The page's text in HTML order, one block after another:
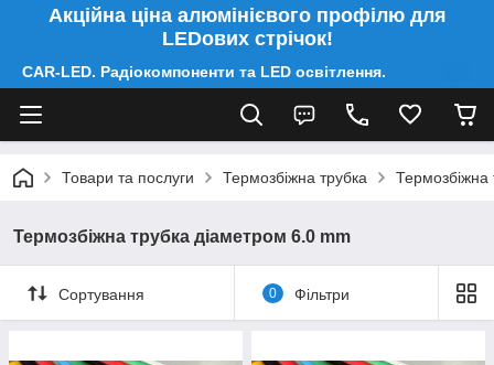
Акційна ціна алюмінієвого профілю для
LEDових стрічок!
CAR-LED. Радіокомпоненти та LED освітлення.
Товари та послуги Термозбіжна трубка Термозбіжна
Термозбіжна трубка діаметром 6.0 mm
Сортування 0 Фільтри